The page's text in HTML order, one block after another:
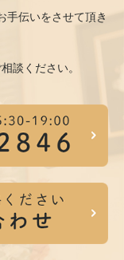
手伝いをさせて頂き
談ください。